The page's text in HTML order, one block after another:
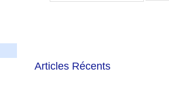
Articles Récents